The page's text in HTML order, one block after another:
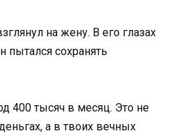
на жену. В его глазах
пытался сохранять
400 тысяч в месяц. Это не
а в твоих вечных